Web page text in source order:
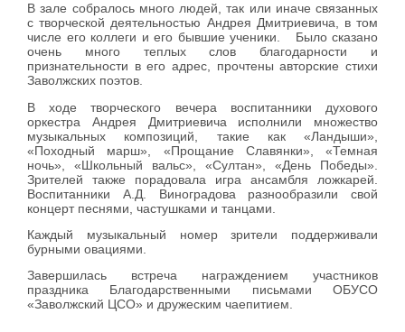
В зале собралось много людей, так или иначе связанных
с творческой деятельностью Андрея Дмитриевича, в том
числе его коллеги и его бывшие ученики. Было сказано
очень много теплых слов благодарности и
признательности в его адрес, прочтены авторские стихи
Заволжских поэтов.
В ходе творческого вечера воспитанники духового
оркестра Андрея Дмитриевича исполнили множество
музыкальных композиций, такие как «Ландыши»,
«Походный марш», «Прощание Славянки», «Темная
ночь», «Школьный вальс», «Султан», «День Победы».
Зрителей также порадовала игра ансамбля ложкарей.
Воспитанники А.Д. Виноградова разнообразили свой
концерт песнями, частушками и танцами.
Каждый музыкальный номер зрители поддерживали
бурными овациями.
Завершилась встреча награждением участников
праздника Благодарственными письмами ОБУСО
«Заволжский ЦСО» и дружеским чаепитием.